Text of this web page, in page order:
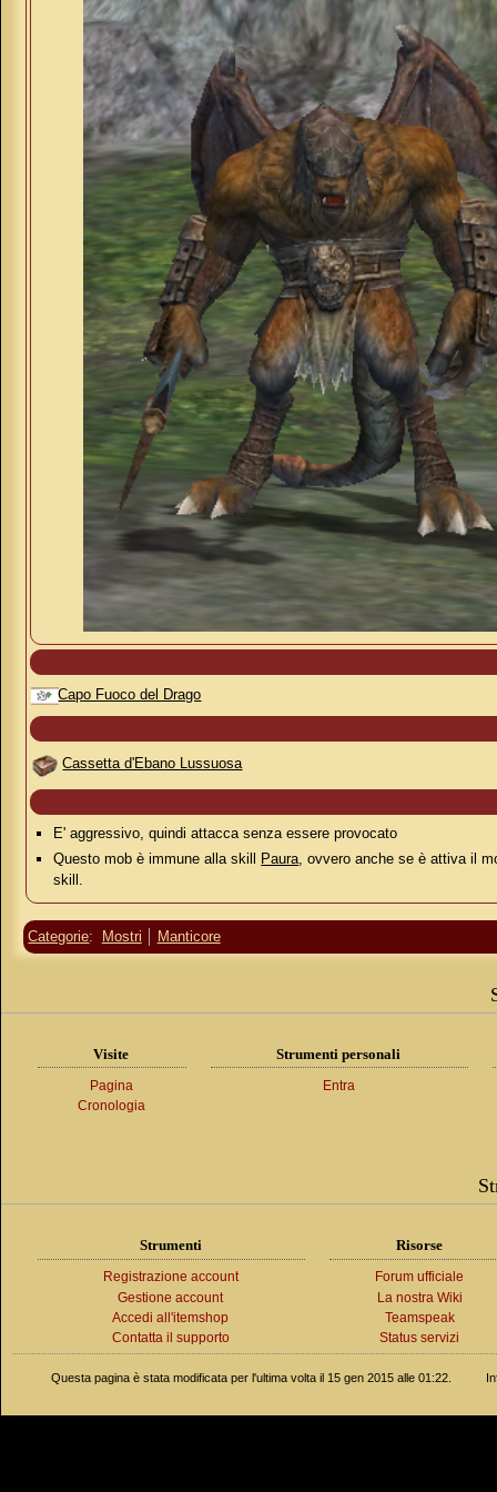
Capo Fuoco del Drago
Cassetta d'Ebano Lussuosa
E' aggressivo, quindi attacca senza essere provocato
Questo mob è immune alla skill
Paura , ovvero anche se è attiva il
skill.
Categorie: Mostri Manticore
Visite
Pagina
Cronologia
Strumenti personali
Entra
Strumenti
Registrazione account
Gestione account
Accedi all'itemshop
Contatta il supporto
Risorse
Forum ufficiale
La nostra Wiki
Teamspeak
Status servizi
Questa pagina è stata modificata per l'ultima volta il 15 gen 2015 alle 01:22.